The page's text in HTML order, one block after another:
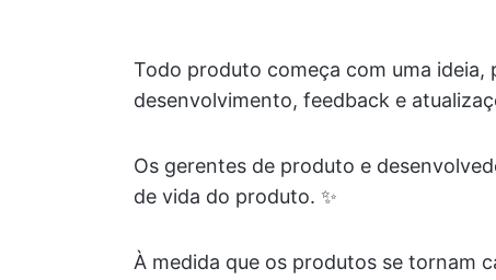
Todo produto começa com uma
desenvolvimento, feedback e
Os gerentes de produto e
de vida do produto. ✨
À medida que os produtos se tornam